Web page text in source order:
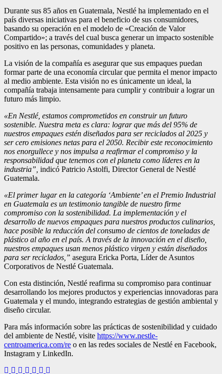
Durante sus 85 años en Guatemala, Nestlé ha implementado en el
país diversas iniciativas para el beneficio de sus consumidores,
basando su operación en el modelo de «Creación de Valor
Compartido»; a través del cual busca generar un impacto sostenible
positivo en las personas, comunidades y planeta.
La visión de la compañía es asegurar que sus empaques puedan
formar parte de una economía circular que permita el menor impacto
al medio ambiente. Esta visión no es únicamente un ideal, la
compañía trabaja intensamente para cumplir y contribuir a lograr un
futuro más limpio.
«En Nestlé, estamos comprometidos en construir un futuro
sostenible. Nuestra meta es clara: lograr que más del 95% de
nuestros empaques estén diseñados para ser reciclados al 2025 y
ser cero emisiones netas para el 2050. Recibir este reconocimiento
nos enorgullece y nos impulsa a reafirmar el compromiso y la
responsabilidad que tenemos con el planeta como líderes en la
industria”, indicó Patricio Astolfi, Director General de Nestlé
Guatemala.
«El primer lugar en la categoría ‘Ambiente’ en el Premio Industrial
en Guatemala es un testimonio tangible de nuestro firme
compromiso con la sostenibilidad. La implementación y el
desarrollo de nuevos empaques para nuestros productos culinarios,
hace posible la reducción del consumo de cientos de toneladas de
plástico al año en el país. A través de la innovación en el diseño,
nuestros empaques usan menos plástico virgen y están diseñados
para ser reciclados,” asegura Ericka Porta, Líder de Asuntos
Corporativos de Nestlé Guatemala.
Con esta distinción, Nestlé reafirma su compromiso para continuar
desarrollando los mejores productos y experiencias innovadoras para
Guatemala y el mundo, integrando estrategias de gestión ambiental y
diseño circular.
Para más información sobre las prácticas de sostenibilidad y cuidado
del ambiente de Nestlé, visite https://www.nestle-
centroamerica.com/re o en las redes sociales de Nestlé en Facebook,
Instagram y LinkedIn.